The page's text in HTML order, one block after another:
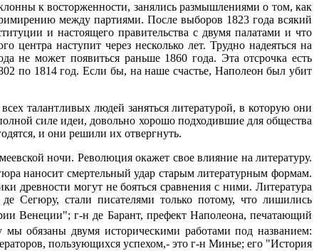
к восторженности, занялись размышлениями о том, как
между партиями. После выборов 1823 года всякий
и настоящего правительства с двумя палатами и что
центра наступит через несколько лет. Трудно надеяться на
не может появиться раньше 1860 года. Эта отсрочка есть
по 1814 год. Если бы, на наше счастье, Наполеон был убит
талантливых людей заняться литературой, в которую они
силе идеи, довольно хорошо подходившие для общества
и они решили их отвергнуть.
ночи. Революция окажет свое влияние на литературу.
наносит смертельный удар старым литературным формам.
древности могут не бояться сравнения с ними. Литература
Сегюру, стали писателями только потому, что лишились
Венеции"; г-н де Барант, префект Наполеона, печатающий
обязаны двумя историческими работами под названием:
пользующихся успехом,- это г-н Минье; его "История